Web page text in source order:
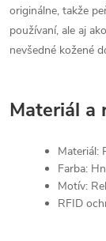
originálne, takže
používaní, ale aj
nevšedné kožené
Materiál a
Materiál:
Farba:
Motív:
RFID